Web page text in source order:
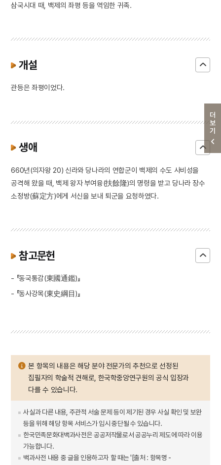
더보기
삼국시대 때, 백제의 좌평 등을 역임한 귀족.
개설
관등은 좌평이었다.
생애
660년(의자왕 20) 신라와 당나라의 연합군이 백제의 수도 사비성을
공격해 왔을 때, 백제 왕자 부여융(扶餘隆)의 명령을 받고 당나라 장수
소정방(蘇定方)에게 서신을 보내 퇴군을 요청하였다.
참고문헌
- 『동국통감(東國通鑑)』
- 『동사강목(東史綱目)』
본 항목의 내용은 해당 분야 전문가의 추천으로 선정된
집필자의 학술적 견해로, 한국학중앙연구원의 공식 입장과
다를 수 있습니다.
사실과 다른 내용, 주관적 서술 문제 등이 제기된 경우 사실 확인 및 보완
등을 위해 해당 항목 서비스가 임시 중단될 수 있습니다.
한국민족문화대백과사전은 공공저작물로서 공공누리 제도에 따라 이용
가능합니다.
백과사전 내용 중 글을 인용하고자 할 때는 '[출처 : 항목명 -